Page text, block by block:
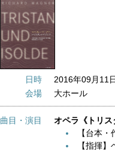
日時
2016年09月11
会場
大ホール
曲目・演目
オペラ《トリ
【台本
【指揮